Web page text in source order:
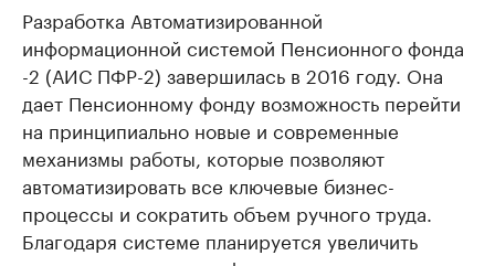
Разработка Автоматизированной
информационной системой Пенсионного фонда
-2 (АИС ПФР-2) завершилась в 2016 году. Она
дает Пенсионному фонду возможность перейти
на принципиально новые и современные
механизмы работы, которые позволяют
автоматизировать все ключевые бизнес-
процессы и сократить объем ручного труда.
Благодаря системе планируется увеличить